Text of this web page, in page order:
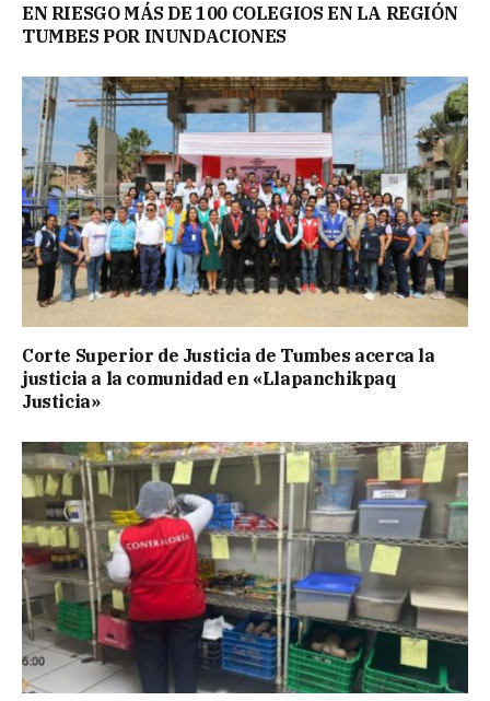
EN RIESGO MÁS DE 100 COLEGIOS EN LA REGIÓN
TUMBES POR INUNDACIONES
Corte Superior de Justicia de Tumbes acerca la
justicia a la comunidad en «Llapanchikpaq
Justicia»